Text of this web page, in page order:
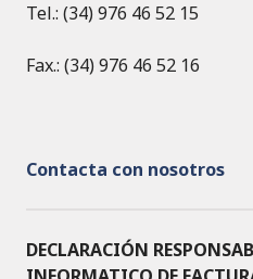
Tel.: (34) 976 46 52 15
Fax.: (34) 976 46 52 16
Contacta con nosotros
DECLARACIÓN